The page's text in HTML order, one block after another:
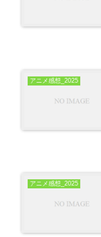
アニメ感想_2025
アニメ感想_2025